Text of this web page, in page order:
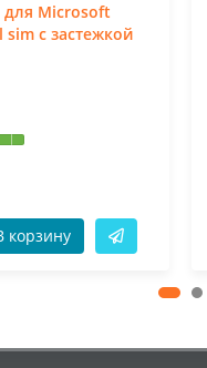
для Microsoft
sim с застежкой
корзину